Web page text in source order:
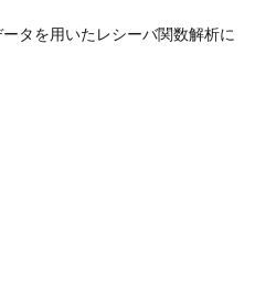
タを用いたレシーバ関数解析に